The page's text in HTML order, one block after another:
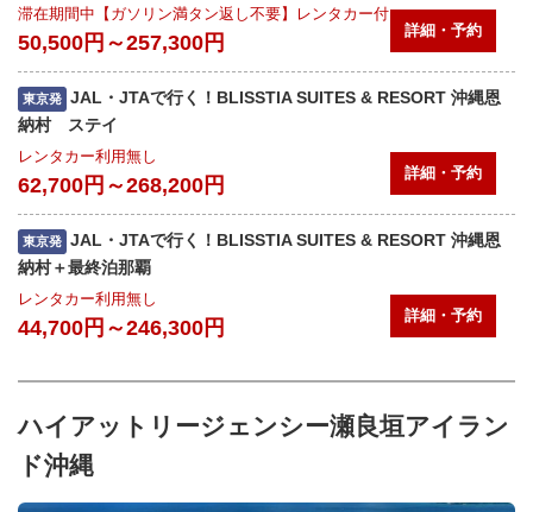
滞在期間中【ガソリン満タン返し不要】レンタカー付
50,500円～257,300円
詳細・予約
東京発 JAL・JTAで行く！BLISSTIA SUITES & RESORT 沖縄恩
納村 ステイ
レンタカー利用無し
62,700円～268,200円
詳細・予約
東京発 JAL・JTAで行く！BLISSTIA SUITES & RESORT 沖縄恩
納村＋最終泊那覇
レンタカー利用無し
44,700円～246,300円
詳細・予約
ハイアットリージェンシー瀬良垣アイラン
ド沖縄